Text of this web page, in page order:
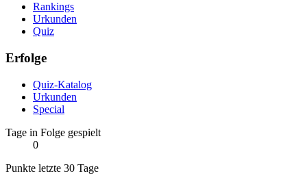
Rankings
Urkunden
Quiz
Erfolge
Quiz-Katalog
Urkunden
Special
Tage in Folge gespielt
0
Punkte letzte 30 Tage